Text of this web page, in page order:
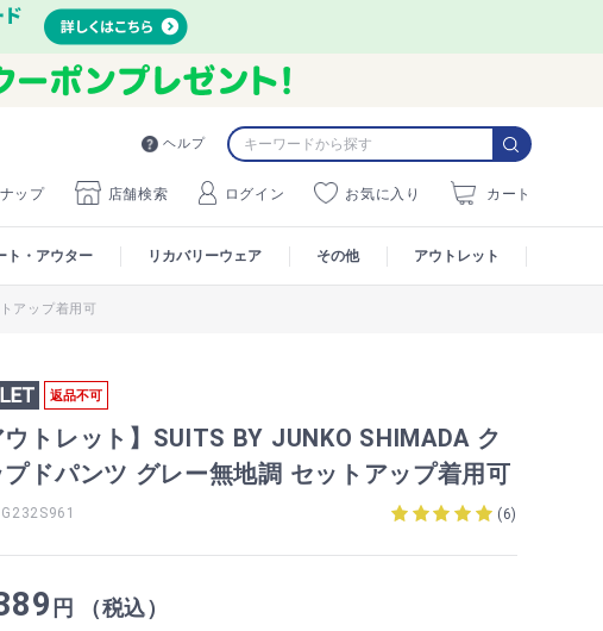
ヘルプ
ップ 店舗検索 ログイン お気に入り カート
ト・アウター リカバリーウェア その他 アウトレット
アップ着用可
返品不可
ウトレット】SUITS BY JUNKO SHIMADA ク
プドパンツ グレー無地調 セットアップ着用可
(6)
円 （税込）